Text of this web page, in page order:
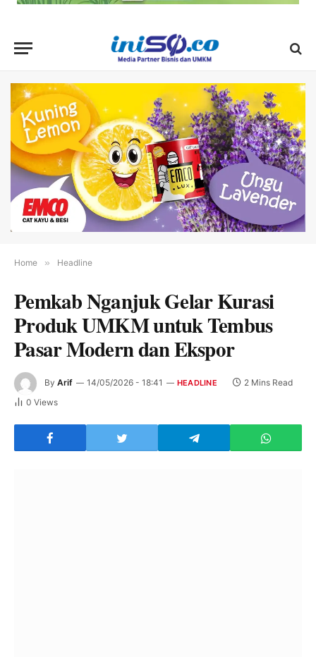
Home » Headline
Pemkab Nganjuk Gelar Kurasi
Produk UMKM untuk Tembus
Pasar Modern dan Ekspor
By Arif 14/05/2026 - 18:41 HEADLINE
2 Mins Read
0 Views